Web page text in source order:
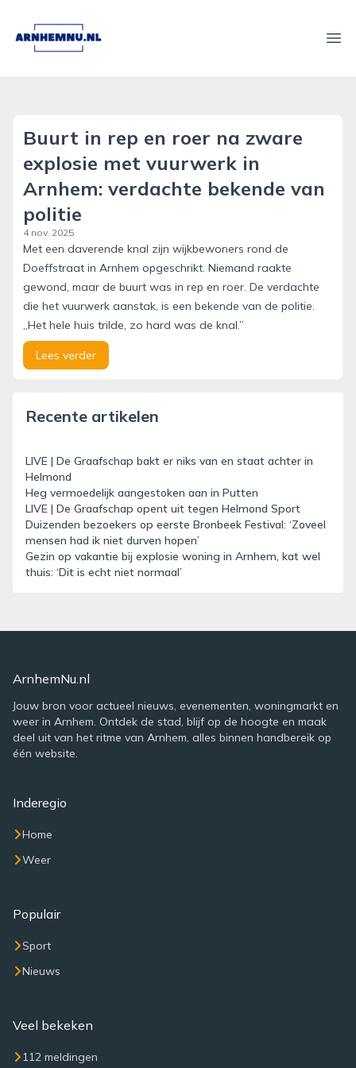
arnhemnu.nl
Buurt in rep en roer na zware
explosie met vuurwerk in
Arnhem: verdachte bekende van
politie
4 nov. 2025
Met een daverende knal zijn wijkbewoners rond de
Doeffstraat in Arnhem opgeschrikt. Niemand raakte
gewond, maar de buurt was in rep en roer. De verdachte
die het vuurwerk aanstak, is een bekende van de politie.
„Het hele huis trilde, zo hard was de knal.”
Lees verder
Recente artikelen
LIVE | De Graafschap bakt er niks van en staat achter in
Helmond
Heg vermoedelijk aangestoken aan in Putten
LIVE | De Graafschap opent uit tegen Helmond Sport
Duizenden bezoekers op eerste Bronbeek Festival: ‘Zoveel
mensen had ik niet durven hopen’
Gezin op vakantie bij explosie woning in Arnhem, kat wel
thuis: ‘Dit is echt niet normaal’
ArnhemNu.nl
Jouw bron voor actueel nieuws, evenementen, woningmarkt en
weer in Arnhem. Ontdek de stad, blijf op de hoogte en maak
deel uit van het ritme van Arnhem, alles binnen handbereik op
één website.
Inderegio
Home
Weer
Populair
Sport
Nieuws
Veel bekeken
112 meldingen